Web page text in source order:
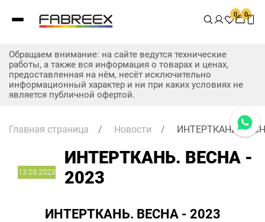
0 0
Обращаем внимание: на сайте ведутся технические
работы, а также вся информация о товарах и ценах,
предоставленная на нём, несёт исключительно
информационный характер и ни при каких условиях не
является публичной офертой.
Главная страница / Новости / ИНТЕРТКАНЬ.
13.03.2023
ИНТЕРТКАНЬ. ВЕСНА -
2023
ИНТЕРТКАНЬ. ВЕСНА - 2023